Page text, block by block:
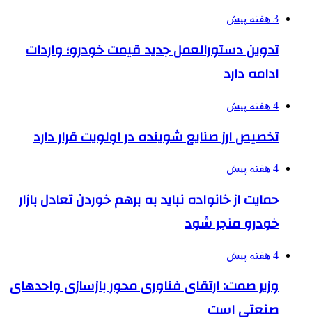
3 هفته پیش
تدوین دستورالعمل جدید قیمت خودرو؛ واردات
ادامه دارد
4 هفته پیش
تخصیص ارز صنایع شوینده در اولویت قرار دارد
4 هفته پیش
حمایت از خانواده نباید به برهم خوردن تعادل بازار
خودرو منجر شود
4 هفته پیش
وزیر صمت: ارتقای فناوری محور بازسازی واحدهای
صنعتی است